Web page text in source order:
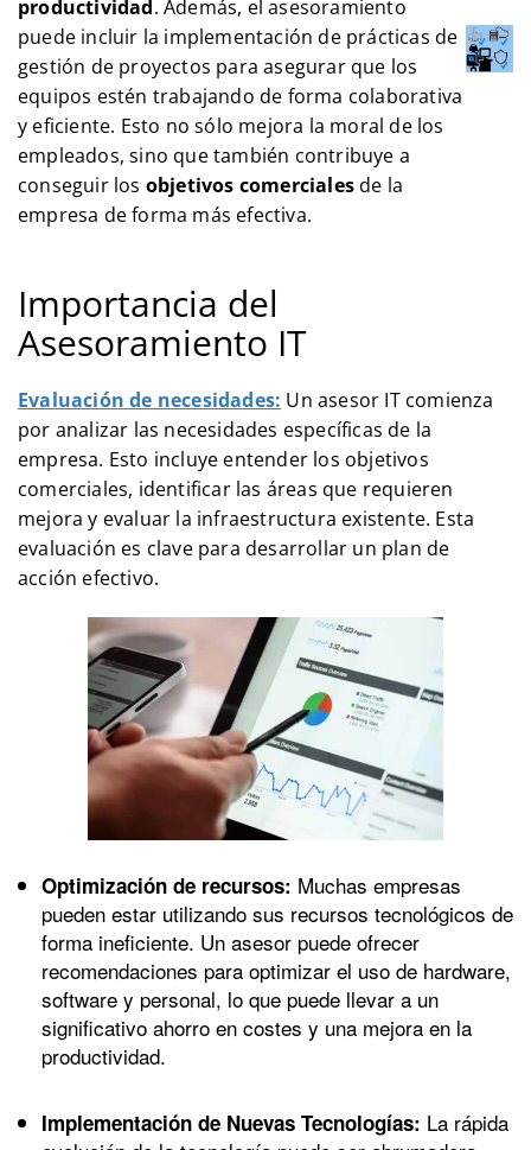
productividad. Además, el asesoramiento
puede incluir la implementación de prácticas de
gestión de proyectos para asegurar que los
equipos estén trabajando de forma colaborativa
y eficiente. Esto no sólo mejora la moral de los
empleados, sino que también contribuye a
conseguir los objetivos comercialesde la
empresa de forma más efectiva.
Importancia del
Asesoramiento IT
Evaluación de necesidades: Un asesor IT comienza
por analizar las necesidades específicas de la
empresa. Esto incluye entender los objetivos
comerciales, identificar las áreas que requieren
mejora y evaluar la infraestructura existente. Esta
evaluación es clave para desarrollar un plan de
acción efectivo.
Optimización de recursos: Muchas empresas
pueden estar utilizando sus recursos tecnológicos de
forma ineficiente. Un asesor puede ofrecer
recomendaciones para optimizar el uso de hardware,
software y personal, lo que puede llevar a un
significativo ahorro en costes y una mejora en la
productividad.
Implementación de Nuevas Tecnologías: La rápida